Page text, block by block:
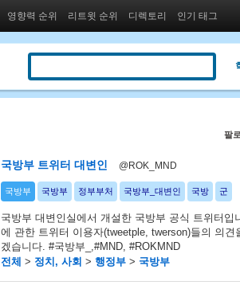
영향력 순위 리트윗 순위 디렉토리 인기 태그
팔
국방부 트위터 대변인 @ROK_MND
국방부 국방부 정부부처 국방부_대변인 국방 군
국방부 대변인실에서 개설한 국방부 공식 트위터입
에 관한 트위터 이용자(tweetple, twerson)들의 의견
겠습니다. #국방부_,#MND, #ROKMND
전체 > 정치, 사회 > 행정부 > 국방부